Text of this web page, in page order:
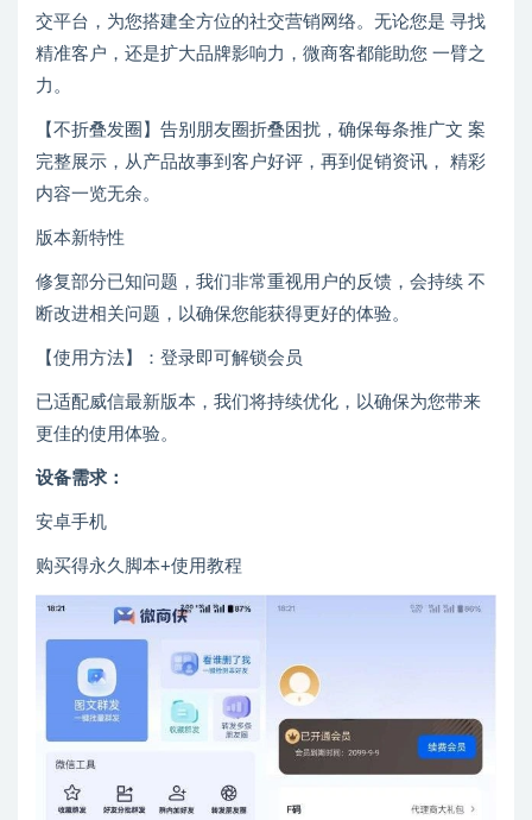
交平台，为您搭建全方位的社交营销网络。无论您是 寻找
精准客户，还是扩大品牌影响力，微商客都能助您 一臂之
力。
【不折叠发圈】告别朋友圈折叠困扰，确保每条推广文 案
完整展示，从产品故事到客户好评，再到促销资讯， 精彩
内容一览无余。
版本新特性
修复部分已知问题，我们非常重视用户的反馈，会持续 不
断改进相关问题，以确保您能获得更好的体验。
【使用方法】：登录即可解锁会员
已适配威信最新版本，我们将持续优化，以确保为您带来
更佳的使用体验。
设备需求：
安卓手机
购买得永久脚本+使用教程